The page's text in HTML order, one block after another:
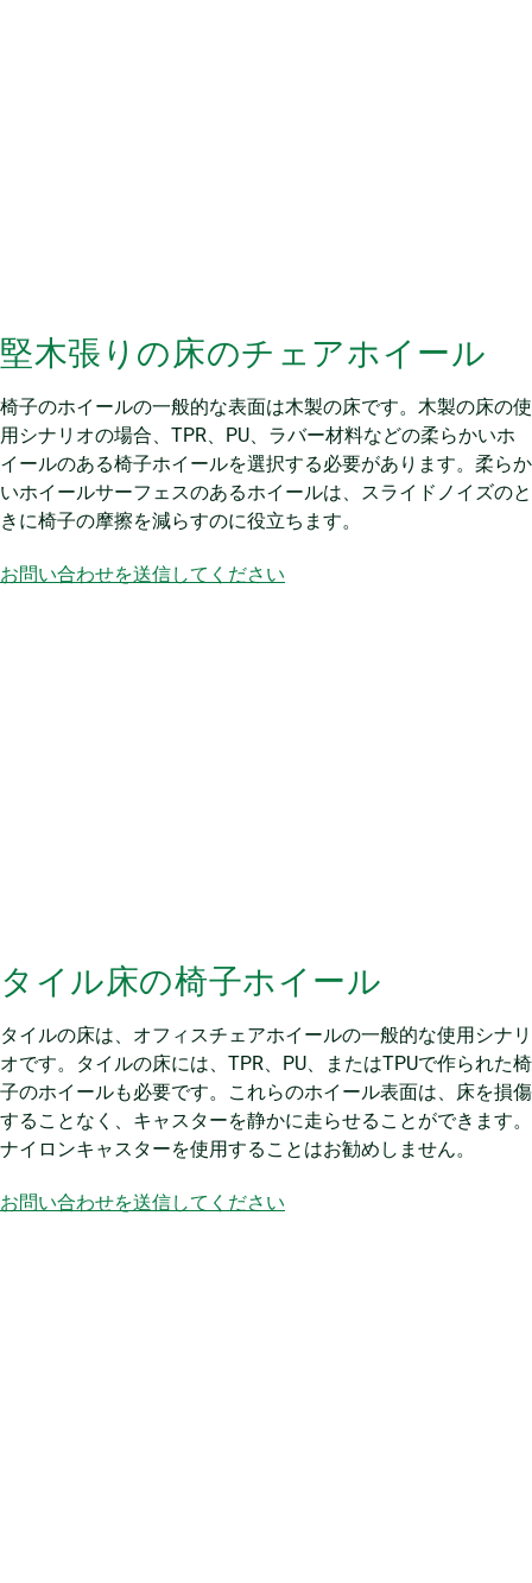
堅木張りの床のチェアホイール
椅子のホイールの一般的な表面は木製の床です。木製の床の使
用シナリオの場合、TPR、PU、ラバー材料などの柔らかいホ
イールのある椅子ホイールを選択する必要があります。柔らか
いホイールサーフェスのあるホイールは、スライドノイズのと
きに椅子の摩擦を減らすのに役立ちます。
お問い合わせを送信してください
タイル床の椅子ホイール
タイルの床は、オフィスチェアホイールの一般的な使用シナリ
オです。タイルの床には、TPR、PU、またはTPUで作られた椅
子のホイールも必要です。これらのホイール表面は、床を損傷
することなく、キャスターを静かに走らせることができます。
ナイロンキャスターを使用することはお勧めしません。
お問い合わせを送信してください